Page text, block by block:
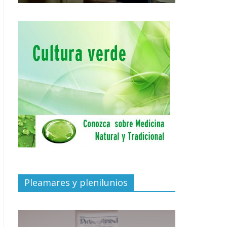
Pleamares y plenilunios